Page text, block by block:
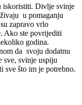
iskoristiti. Divlje svinje
u pomaganju
zapravo vrlo
Ako ste povrijediti
godina.
da svoju dodatnu
sve, svinje uspiju
sve što im je potrebno.